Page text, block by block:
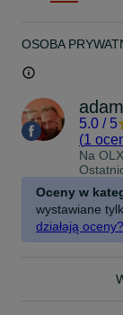
OSOBA
adam
5.0 / 5
(1
Na
Oceny w
wystawiane
działają oceny?